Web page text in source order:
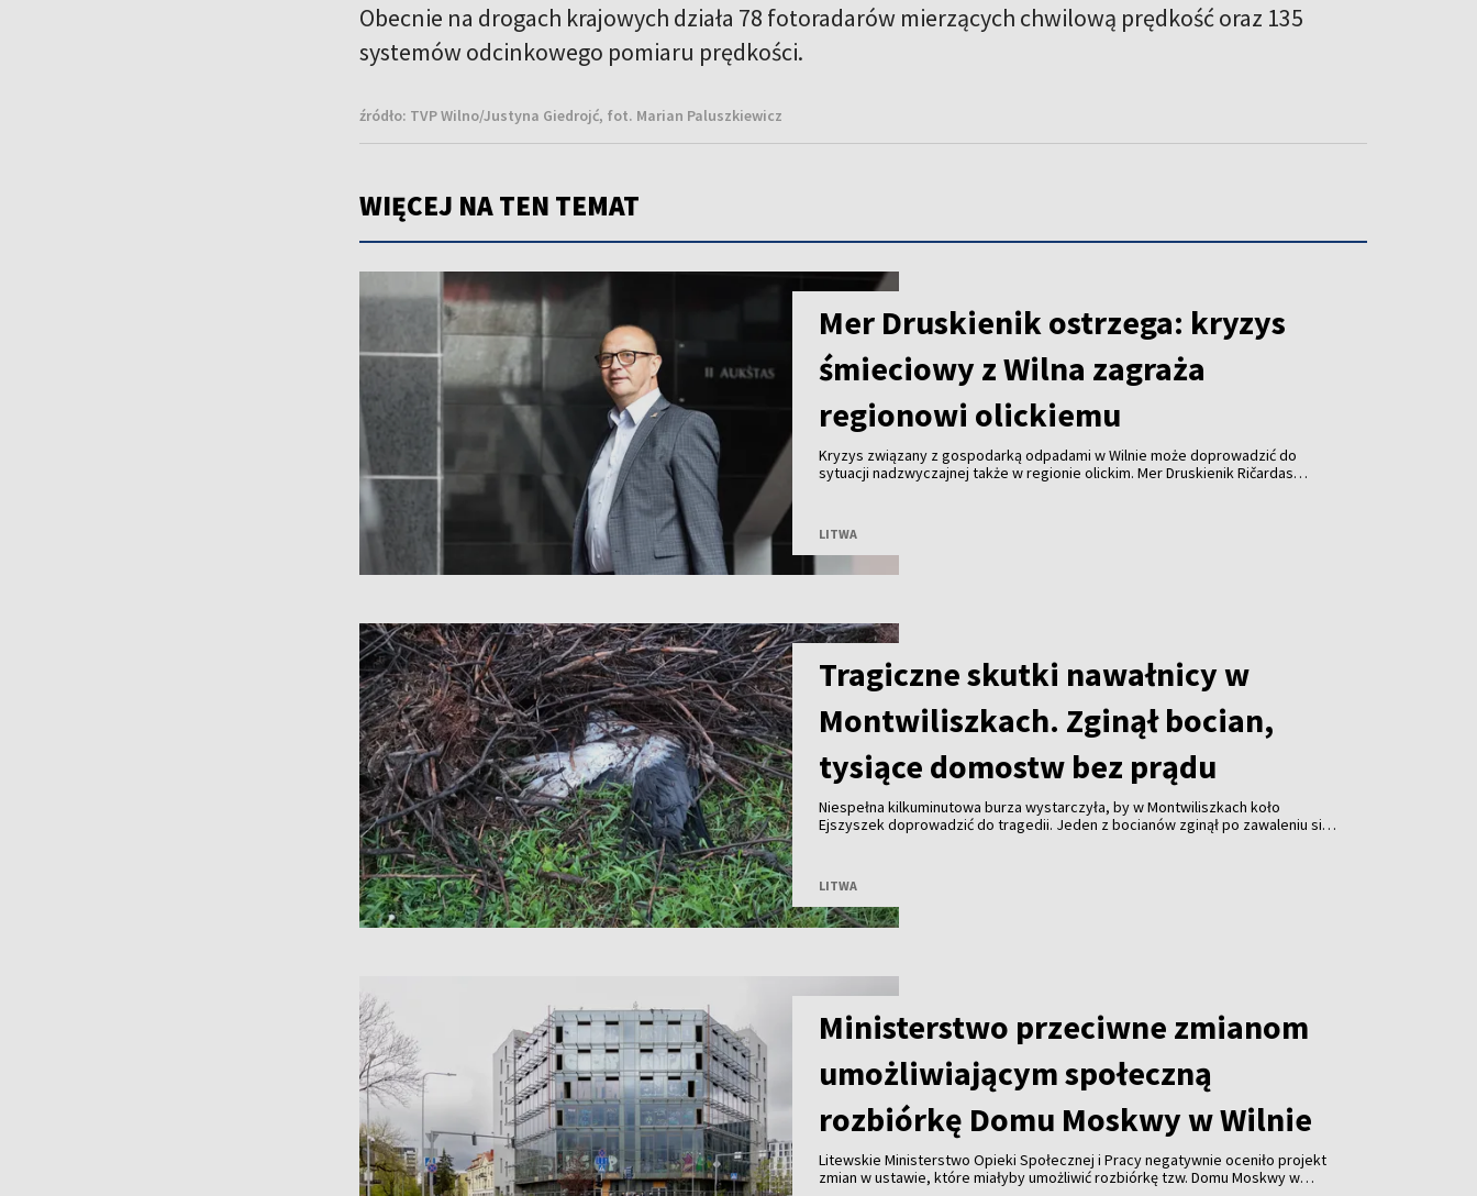
Obecnie na drogach krajowych działa 78 fotoradarów mierzących chwilową prędkość oraz 135
systemów odcinkowego pomiaru prędkości.
źródło: TVP Wilno/Justyna Giedrojć, fot. Marian Paluszkiewicz
WIĘCEJ NA TEN TEMAT
Mer Druskienik ostrzega: kryzys
śmieciowy z Wilna zagraża
regionowi olickiemu
Kryzys związany z gospodarką odpadami w Wilnie może doprowadzić do
sytuacji nadzwyczajnej także w regionie olickim. Mer Druskienik Ričardas
LITWA
Tragiczne skutki nawałnicy w
Montwiliszkach. Zginął bocian,
tysiące domostw bez prądu
Niespełna kilkuminutowa burza wystarczyła, by w Montwiliszkach koło
Ejszyszek doprowadzić do tragedii. Jeden z bocianów zginął po zawaleniu się
LITWA
Ministerstwo przeciwne zmianom
umożliwiającym społeczną
rozbiórkę Domu Moskwy w Wilnie
Litewskie Ministerstwo Opieki Społecznej i Pracy negatywnie oceniło projekt
zmian w ustawie, które miałyby umożliwić rozbiórkę tzw. Domu Moskwy w